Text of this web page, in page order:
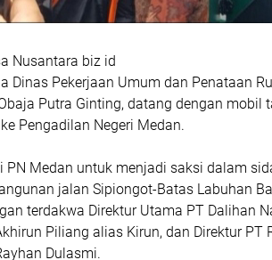
Nusantara biz id
Dinas Pekerjaan Umum dan Penataan
Putra Ginting, datang dengan mobil
Pengadilan Negeri Medan.
PN Medan untuk menjadi saksi dalam
jalan Sipiongot-Batas Labuhan
terdakwa Direktur Utama PT Dalihan
Piliang alias Kirun, dan Direktur PT
Dulasmi.